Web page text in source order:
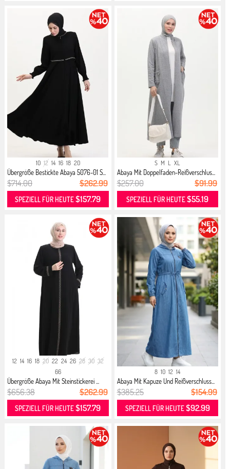
10 12 14 16 18 20
Übergröße Bestickte Abaya 5076-01 S...
$714.00 $262.99
SPEZIELL FÜR HEUTE$157.79
S M L XL
Abaya Mit Doppelfaden-Reißverschlus...
$257.00 $91.99
SPEZIELL FÜR HEUTE$55.19
12 14 16 18 20 22 24 26 28 30 32
66
Übergröße Abaya Mit Steinstickerei ...
$656.38 $262.99
SPEZIELL FÜR HEUTE$157.79
8 10 12 14
Abaya Mit Kapuze Und Reißverschluss...
$385.25 $154.99
SPEZIELL FÜR HEUTE$92.99